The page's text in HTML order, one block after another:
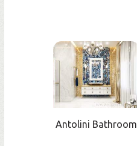
Antolini Bathroom